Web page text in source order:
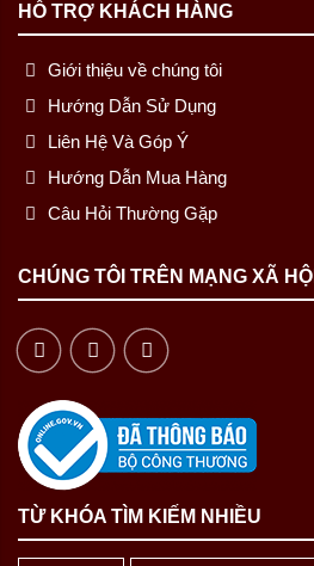
HỖ TRỢ KHÁCH HÀNG
Giới thiệu về chúng tôi
Hướng Dẫn Sử Dụng
Liên Hệ Và Góp Ý
Hướng Dẫn Mua Hàng
Câu Hỏi Thường Gặp
CHÚNG TÔI TRÊN MẠNG XÃ HỘI
TỪ KHÓA TÌM KIẾM NHIỀU